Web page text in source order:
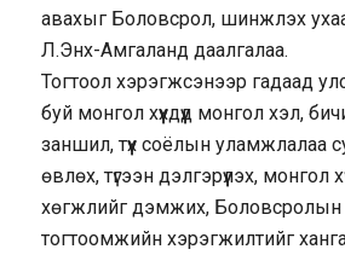
авахыг Боловсрол, шинжлэх
Л.Энх-Амгаланд даалгалаа.
Тогтоол хэрэгжсэнээр гадаад
буй монгол хүүхдүүд монгол хэл,
заншил, түүх соёлын уламжлалаа
өвлөх, түгээн дэлгэрүүлэх, монгол
хөгжлийг дэмжих, Боловсролын
тогтоомжийн хэрэгжилтийг